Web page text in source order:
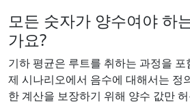
모든 숫자가 양수여야 하
가요?
기하 평균은 루트를 취하는 과정을
제 시나리오에서 음수에 대해서는 정
한 계산을 보장하기 위해 양수 값만